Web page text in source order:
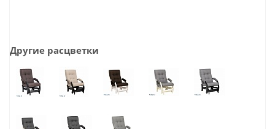
Другие расцветки